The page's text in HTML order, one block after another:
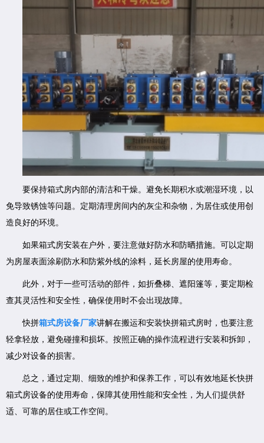
要保持箱式房内部的清洁和干燥。避免长期积水或潮湿环境，以
免导致锈蚀等问题。定期清理房间内的灰尘和杂物，为居住或使用创
造良好的环境。
如果箱式房安装在户外，要注意做好防水和防晒措施。可以定期
为房屋表面涂刷防水和防紫外线的涂料，延长房屋的使用寿命。
此外，对于一些可活动的部件，如折叠梯、遮阳篷等，要定期检
查其灵活性和安全性，确保使用时不会出现故障。
快拼箱式房设备厂家讲解在搬运和安装快拼箱式房时，也要注意
轻拿轻放，避免碰撞和损坏。按照正确的操作流程进行安装和拆卸，
减少对设备的损害。
总之，通过定期、细致的维护和保养工作，可以有效地延长快拼
箱式房设备的使用寿命，保障其使用性能和安全性，为人们提供舒
适、可靠的居住或工作空间。